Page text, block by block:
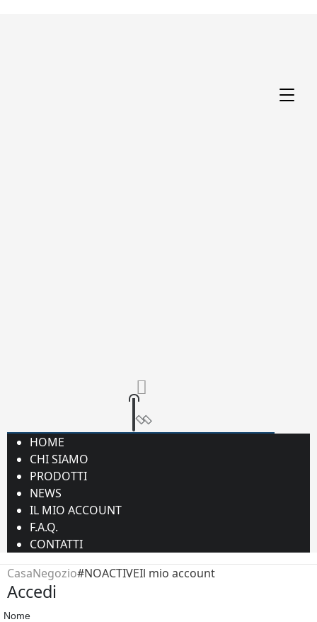
HOME
CHI SIAMO
PRODOTTI
NEWS
IL MIO ACCOUNT
F.A.Q.
CONTATTI
CasaNegozio#NOACTIVEIl mio account
Accedi
Nome